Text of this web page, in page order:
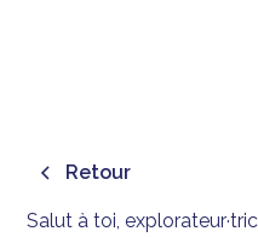
Retour
Salut à toi,